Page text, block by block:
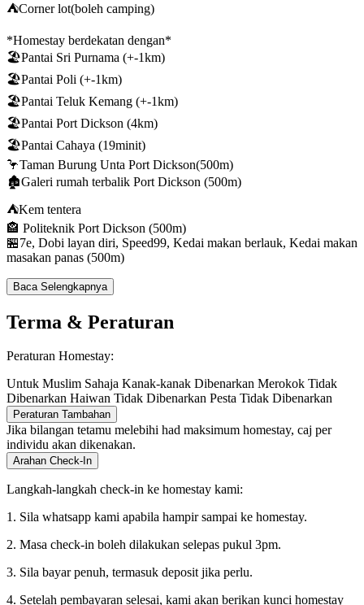
⛺️Corner lot(boleh camping)
*Homestay berdekatan dengan*
🏖️Pantai Sri Purnama (+-1km)
🏖️Pantai Poli (+-1km)
🏖️Pantai Teluk Kemang (+-1km)
🏖️Pantai Port Dickson (4km)
🏖️Pantai Cahaya (19minit)
🦩Taman Burung Unta Port Dickson(500m)
🏚️Galeri rumah terbalik Port Dickson (500m)
⛺Kem tentera
🏤 Politeknik Port Dickson (500m)
🏪7e, Dobi layan diri, Speed99, Kedai makan berlauk, Kedai makan
masakan panas (500m)
Baca Selengkapnya
Terma & Peraturan
Peraturan Homestay:
Untuk Muslim Sahaja Kanak-kanak Dibenarkan Merokok Tidak
Dibenarkan Haiwan Tidak Dibenarkan Pesta Tidak Dibenarkan
Peraturan Tambahan
Jika bilangan tetamu melebihi had maksimum homestay, caj per
individu akan dikenakan.
Arahan Check-In
Langkah-langkah check-in ke homestay kami:
1. Sila whatsapp kami apabila hampir sampai ke homestay.
2. Masa check-in boleh dilakukan selepas pukul 3pm.
3. Sila bayar penuh, termasuk deposit jika perlu.
4. Setelah pembayaran selesai, kami akan berikan kunci homestay